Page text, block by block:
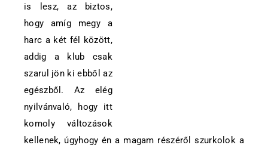
is lesz, az biztos,
hogy amíg megy a
harc a két fél között,
addig a klub csak
szarul jön ki ebből az
egészből. Az elég
nyilvánvaló, hogy itt
komoly változások
kellenek, úgyhogy én a magam részéről szurkolok a